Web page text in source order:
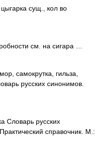
сущ., кол во
см. на сигара …
самокрутка, гильза,
русских синонимов.
Словарь русских
справочник. М.: